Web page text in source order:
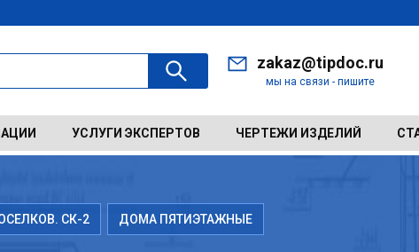
zakaz@tipdoc.ru
мы на связи - пишите
УСЛУГИ ЭКСПЕРТОВ ЧЕРТЕЖИ ИЗДЕЛИЙ
СК-2 ДОМА ПЯТИЭТАЖНЫЕ